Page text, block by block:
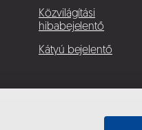
Közvilágítási
hibabejelentő
Kátyú bejelentő